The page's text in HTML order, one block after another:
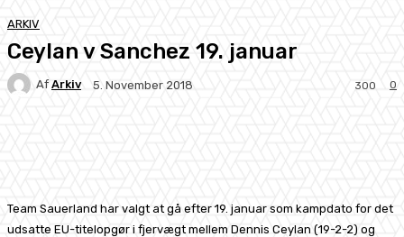
ARKIV
Ceylan v Sanchez 19. januar
Af Arkiv 5. November 2018 0
300
Team Sauerland har valgt at gå efter 19. januar som kampdato for det
udsatte EU-titelopgør i fjervægt mellem Dennis Ceylan (19-2-2) og